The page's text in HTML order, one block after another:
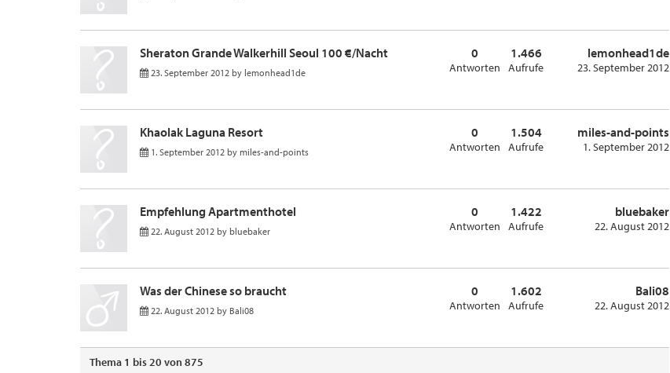
Sheraton Grande Walkerhill Seoul 100 €/Nacht
23. September 2012 by lemonhead1de
0
Antworten
1.466
Aufrufe
lemonhead1de
23. September 2012
Khaolak Laguna Resort
1. September 2012 by miles-and-points
0
Antworten
1.504
Aufrufe
miles-and-points
1. September 2012
Empfehlung Apartmenthotel
22. August 2012 by bluebaker
0
Antworten
1.422
Aufrufe
bluebaker
22. August 2012
Was der Chinese so braucht
22. August 2012 by Bali08
0
Antworten
1.602
Aufrufe
Bali08
22. August 2012
Thema 1 bis 20 von 875